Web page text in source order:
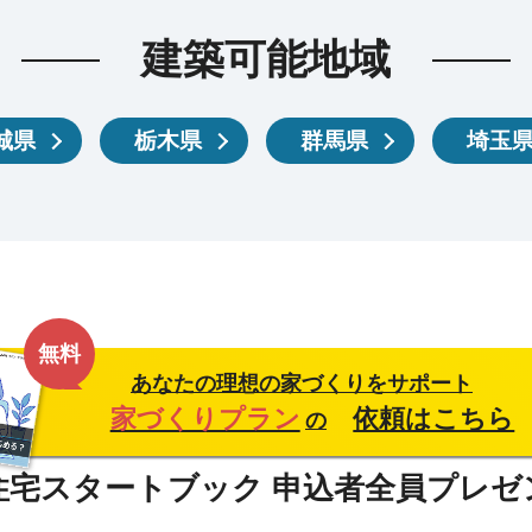
建築可能地域
県 栃木県 群馬県 埼玉
無料
あなたの理想の家づくりをサポート
家づくりプラン の 依頼はこちら